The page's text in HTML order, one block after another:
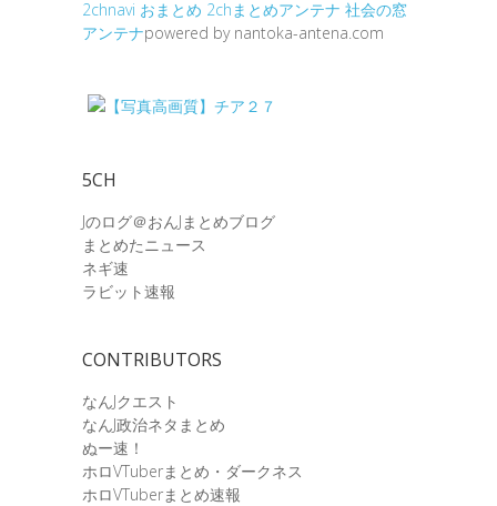
2chnavi おまとめ 2chまとめアンテナ 社会の窓
アンテナpowered by nantoka-antena.com
5CH
Jのログ＠おんJまとめブログ
まとめたニュース
ネギ速
ラビット速報
CONTRIBUTORS
なんJクエスト
なんJ政治ネタまとめ
ぬー速！
ホロVTuberまとめ・ダークネス
ホロVTuberまとめ速報